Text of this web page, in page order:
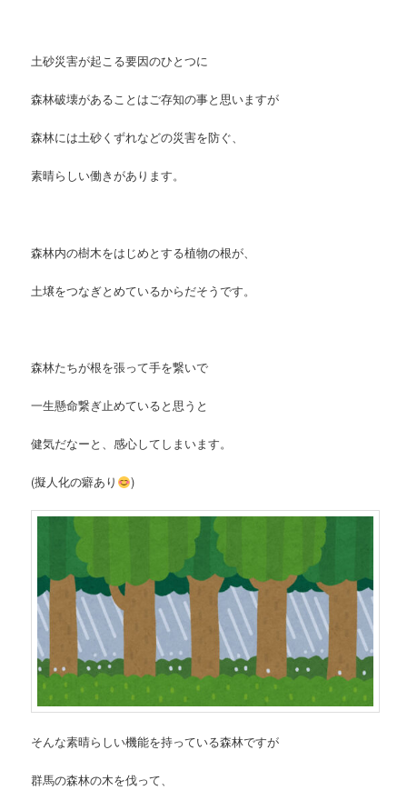
土砂災害が起こる要因のひとつに
森林破壊があることはご存知の事と思いますが
森林には土砂くずれなどの災害を防ぐ、
素晴らしい働きがあります。
森林内の樹木をはじめとする植物の根が、
土壌をつなぎとめているからだそうです。
森林たちが根を張って手を繋いで
一生懸命繋ぎ止めていると思うと
健気だなーと、感心してしまいます。
(擬人化の癖あり )
そんな素晴らしい機能を持っている森林ですが
群馬の森林の木を伐って、